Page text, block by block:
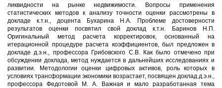
ликвидности на рынке недвижимости. Вопросы применения
статистических методов к анализу точности оценки рассмотрены в
докладе к.т.н., доцента Бухарина Н.А. Проблеме достоверности
результатов оценки посвятил свой доклад к.т.н. Баринов Н.П.
Оригинальный метод расчета корректировок, основанный на
итерационной процедуре расчета коэффициентов, был предложен в
докладе д.э.н., профессора Грибовского С.В. Как было отмечено при
обсуждении доклада, метод нуждается в дальнейших исследованиях и
развитии. Методологии оценки цифровых активов, роль которых в
условиях трансформации экономики возрастает, посвящен доклад д.э.н.,
профессора Федотовой М. А. Важная и мало разработанная тема